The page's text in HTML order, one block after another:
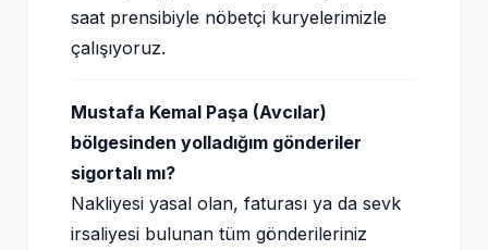
saat prensibiyle nöbetçi kuryelerimizle
çalışıyoruz.
Mustafa Kemal Paşa (Avcılar)
bölgesinden yolladığım gönderiler
sigortalı mı?
Nakliyesi yasal olan, faturası ya da sevk
irsaliyesi bulunan tüm gönderileriniz